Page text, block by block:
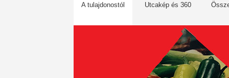
A tulajdonostól Utcakép és 360